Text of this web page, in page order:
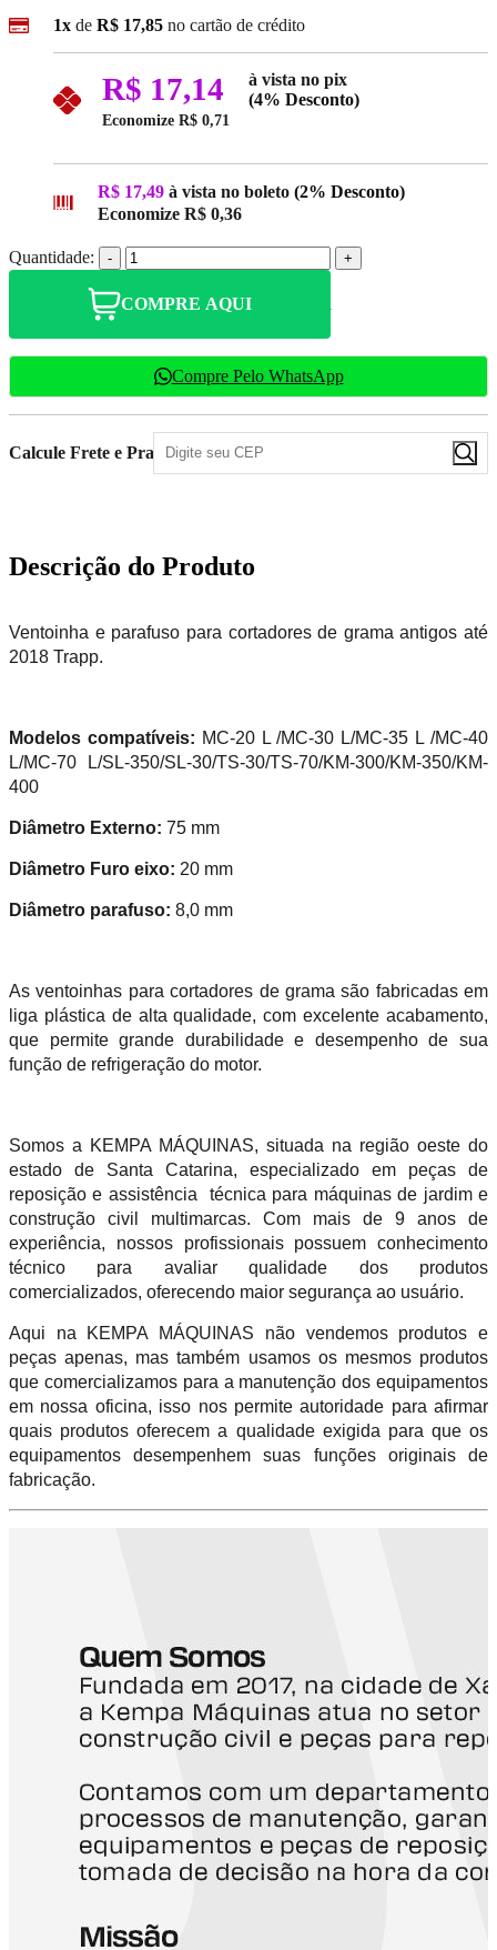
1x de R$ 17,85 no cartão de crédito
R$ 17,14
à vista no pix
(4% Desconto)
Economize R$ 0,71
R$ 17,49 à vista no boleto (2% Desconto)
Economize R$ 0,36
Quantidade: - +
COMPRE AQUI
Compre Pelo WhatsApp
Calcule Frete e Prazo
Descrição do Produto
Ventoinha e parafuso para cortadores de grama antigos até
2018 Trapp.
Modelos compatíveis: MC-20 L /MC-30 L/MC-35 L /MC-40
L/MC-70 L/SL-350/SL-30/TS-30/TS-70/KM-300/KM-350/KM-
400
Diâmetro Externo: 75 mm
Diâmetro Furo eixo: 20 mm
Diâmetro parafuso: 8,0 mm
As ventoinhas para cortadores de grama são fabricadas em
liga plástica de alta qualidade, com excelente acabamento,
que permite grande durabilidade e desempenho de sua
função de refrigeração do motor.
Somos a KEMPA MÁQUINAS, situada na região oeste do
estado de Santa Catarina, especializado em peças de
reposição e assistência técnica para máquinas de jardim e
construção civil multimarcas. Com mais de 9 anos de
experiência, nossos profissionais possuem conhecimento
técnico para avaliar qualidade dos produtos
comercializados, oferecendo maior segurança ao usuário.
Aqui na KEMPA MÁQUINAS não vendemos produtos e
peças apenas, mas também usamos os mesmos produtos
que comercializamos para a manutenção dos equipamentos
em nossa oficina, isso nos permite autoridade para afirmar
quais produtos oferecem a qualidade exigida para que os
equipamentos desempenhem suas funções originais de
fabricação.